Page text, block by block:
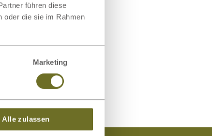
führen diese
oder die sie im Rahmen
Marketing
Alle zulassen